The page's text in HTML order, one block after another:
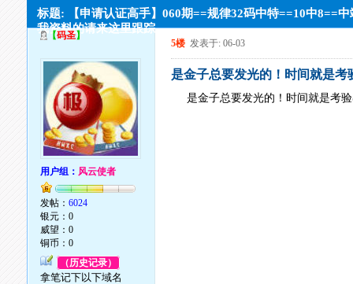
标题: 【申请认证高手】060期==规律32码中特==10中8==
我资料的请来这里跟踪
【码圣】
用户组： 风云使者
发帖：6024
银元：0
威望：0
铜币：0
（历史记录）
拿笔记下以下域名
5楼 发表于: 06-03
是金子总要发光的！时间就是考
是金子总要发光的！时间就是考